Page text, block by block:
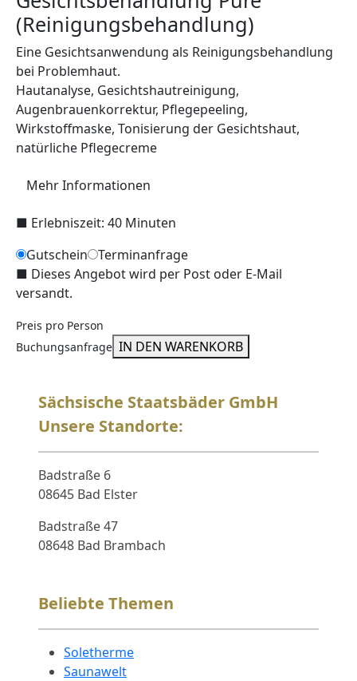
(Reinigungsbehandlung)
Eine Gesichtsanwendung als Reinigungsbehandlung
bei Problemhaut.
Hautanalyse, Gesichtshautreinigung,
Augenbrauenkorrektur, Pflegepeeling,
Wirkstoffmaske, Tonisierung der Gesichtshaut,
natürliche Pflegecreme
Mehr Informationen
■ Erlebniszeit: 40 Minuten
Gutschein
Terminanfrage
■ Dieses Angebot wird per Post oder E-Mail
versandt.
Preis pro Person
Buchungsanfrage IN DEN WARENKORB
Sächsische Staatsbäder GmbH
Unsere Standorte:
Badstraße 6
08645 Bad Elster
Badstraße 47
08648 Bad Brambach
Beliebte Themen
Soletherme
Saunawelt